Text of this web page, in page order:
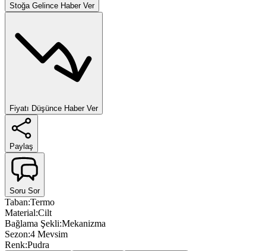
Stoğa Gelince Haber Ver
Fiyatı Düşünce Haber Ver
Paylaş
Soru Sor
Taban:Termo
Material:Cilt
Bağlama Şekli:Mekanizma
Sezon:4 Mevsim
Renk:Pudra